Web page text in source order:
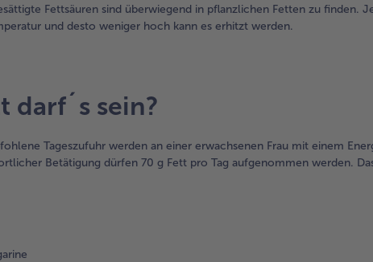
Fettsäuren sind überwiegend in pflanzlichen Fetten zu finden.
und desto weniger hoch kann es erhitzt werden.
darf´s sein?
Tageszufuhr werden an einer erwachsenen Frau mit einem
Betätigung dürfen 70 g Fett pro Tag aufgenommen werden.